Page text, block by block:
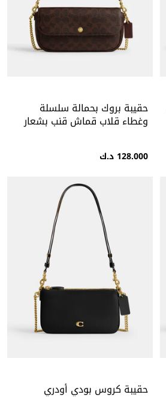
حقيبة بروك بحمالة سلسلة
وغطاء قلاب قماش قنب بشعار
128.000 د.ك
حقيبة كروس بودي أودري